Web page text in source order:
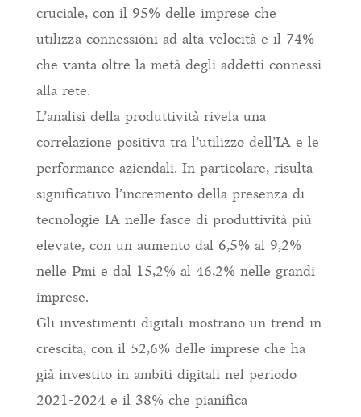
cruciale, con il 95% delle imprese che
utilizza connessioni ad alta velocità e il 74%
che vanta oltre la metà degli addetti connessi
alla rete.
L’analisi della produttività rivela una
correlazione positiva tra l’utilizzo dell’IA e le
performance aziendali. In particolare, risulta
significativo l’incremento della presenza di
tecnologie IA nelle fasce di produttività più
elevate, con un aumento dal 6,5% al 9,2%
nelle Pmi e dal 15,2% al 46,2% nelle grandi
imprese.
Gli investimenti digitali mostrano un trend in
crescita, con il 52,6% delle imprese che ha
già investito in ambiti digitali nel periodo
2021-2024 e il 38% che pianifica